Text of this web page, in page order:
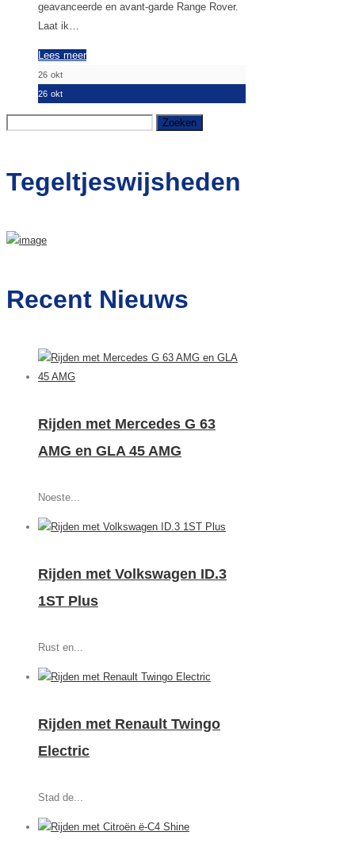
geavanceerde en avant-garde Range Rover.
Laat ik…
Lees meer
26 okt
26 okt
Tegeltjeswijsheden
Recent Nieuws
Rijden met Mercedes G 63
AMG en GLA 45 AMG
Noeste...
Rijden met Volkswagen ID.3
1ST Plus
Rust en...
Rijden met Renault Twingo
Electric
Stad de...